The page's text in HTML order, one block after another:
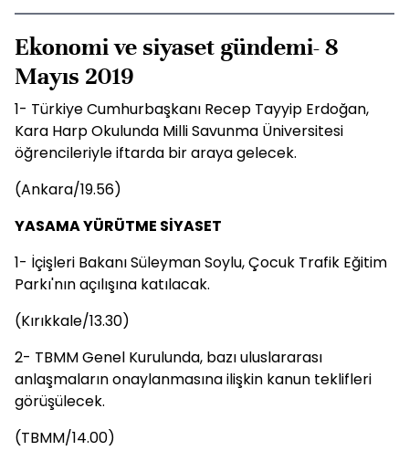
Ekonomi ve siyaset gündemi- 8
Mayıs 2019
1- Türkiye Cumhurbaşkanı Recep Tayyip Erdoğan,
Kara Harp Okulunda Milli Savunma Üniversitesi
öğrencileriyle iftarda bir araya gelecek.
(Ankara/19.56)
YASAMA YÜRÜTME SİYASET
1- İçişleri Bakanı Süleyman Soylu, Çocuk Trafik Eğitim
Parkı'nın açılışına katılacak.
(Kırıkkale/13.30)
2- TBMM Genel Kurulunda, bazı uluslararası
anlaşmaların onaylanmasına ilişkin kanun teklifleri
görüşülecek.
(TBMM/14.00)